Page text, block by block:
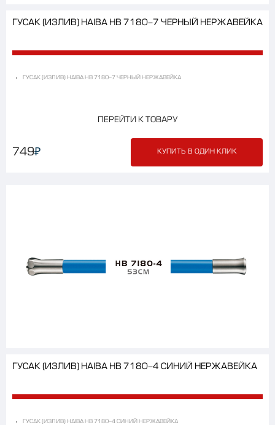
ГУСАК (ИЗЛИВ) HAIBA HB 7180-7 ЧЕРНЫЙ НЕРЖАВЕЙКА
ГУСАК (ИЗЛИВ) HAIBA HB 7180-7 ЧЕРНЫЙ НЕРЖАВЕЙКА
ПЕРЕЙТИ К ТОВАРУ
749₽ КУПИТЬ В ОДИН КЛИК
ГУСАК (ИЗЛИВ) HAIBA HB 7180-4 СИНИЙ НЕРЖАВЕЙКА
ГУСАК (ИЗЛИВ) HAIBA HB 7180-4 СИНИЙ НЕРЖАВЕЙКА